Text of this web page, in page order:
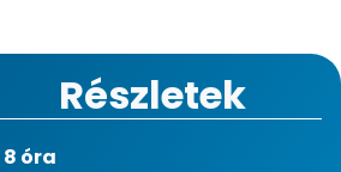
Részletek
8 óra